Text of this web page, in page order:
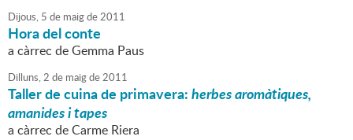
Dijous, 5 de maigde2011
Hora del conte
a càrrec de Gemma Paus
Dilluns,2 de maigde2011
Taller de cuina de primavera:herbes aromàtiques,
amanides i tapes
a càrrec de Carme Riera